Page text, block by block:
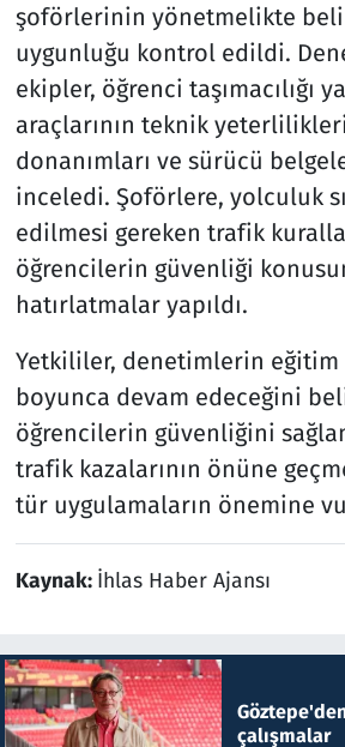
şoförlerinin yönetmelikte
uygunluğu kontrol edildi.
ekipler, öğrenci taşımacılığı
araçlarının teknik
donanımları ve sürücü
inceledi. Şoförlere, yolculuk
edilmesi gereken trafik
öğrencilerin güvenliği
hatırlatmalar yapıldı.
Yetkililer, denetimlerin eğitim
boyunca devam edeceğini
öğrencilerin güvenliğini
trafik kazalarının önüne
tür uygulamaların önemine
Kaynak: İhlas Haber Ajansı
çalışmalar
Teknoloji ve Bilim
Televizyon